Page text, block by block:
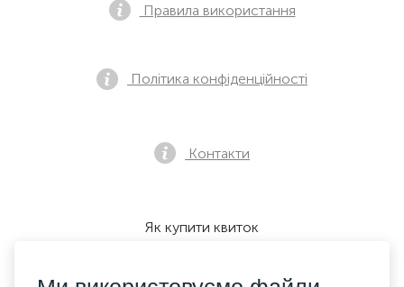
Правила використання
Політика конфіденційності
Контакти
Як купити квиток